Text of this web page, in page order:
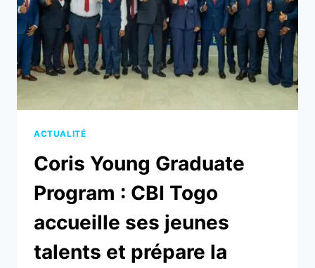
ACTUALITÉ
Coris Young Graduate
Program : CBI Togo
accueille ses jeunes
talents et prépare la